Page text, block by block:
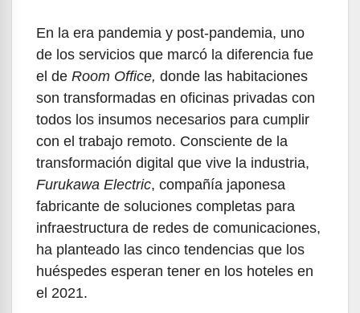
En la era pandemia y post-pandemia, uno
de los servicios que marcó la diferencia fue
el de Room Office, donde las habitaciones
son transformadas en oficinas privadas con
todos los insumos necesarios para cumplir
con el trabajo remoto. Consciente de la
transformación digital que vive la industria,
Furukawa Electric, compañía japonesa
fabricante de soluciones completas para
infraestructura de redes de comunicaciones,
ha planteado las cinco tendencias que los
huéspedes esperan tener en los hoteles en
el 2021.